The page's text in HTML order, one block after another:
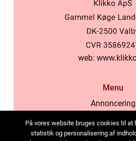
web:
Menu
Annoncering
Cookies
På vores website bruges cookies til at
statistik og personalisering af